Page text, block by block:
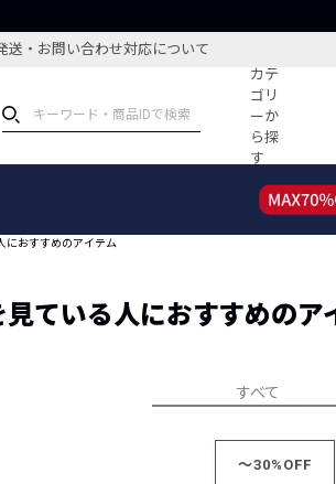
・お問い合わせ対応について
カテ
ゴリ
ーか
ら探
す
特集記事
コーディネート
におすすめのアイテム
見ている人におすすめのア
すべて
～30%OFF